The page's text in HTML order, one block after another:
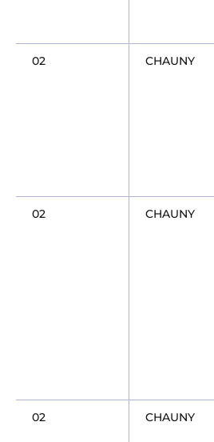
02 CHAUNY
02 CHAUNY
02 CHAUNY